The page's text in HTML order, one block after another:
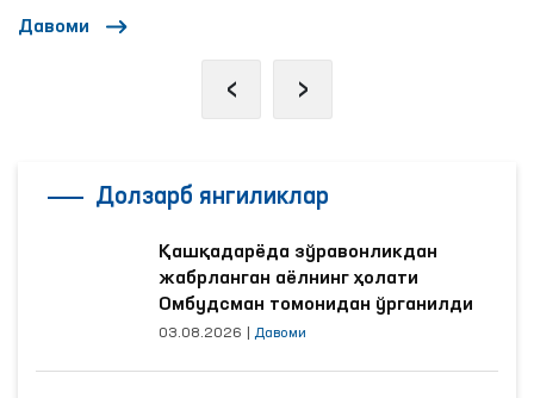
Давоми
‹ ›
Долзарб янгиликлар
Қашқадарёда зўравонликдан
жабрланган аёлнинг ҳолати
Омбудсман томонидан ўрганилди
03.08.2026 Давоми